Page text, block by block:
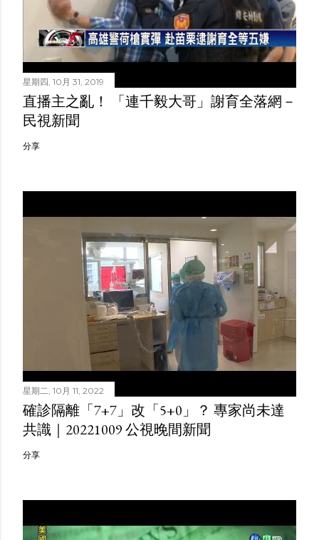
星期四, 10月 31, 2019
直播主之亂！ 「連千毅大哥」謝育全落網－
民視新聞
分享
星期二, 10月 11, 2022
確診隔離「7+7」改「5+0」？ 專家尚未達
共識｜20221009 公視晚間新聞
分享